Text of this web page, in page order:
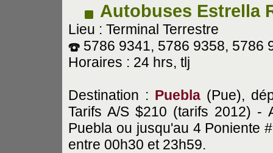
Autobuses Estrella
Lieu : Terminal Terrestre
5786 9341, 5786 9358, 5786
Horaires : 24 hrs, tlj
Destination : Puebla (Pue),
Tarifs A/S $210 (tarifs 2012) -
Puebla ou jusqu'au 4 Poniente
entre 00h30 et 23h59.